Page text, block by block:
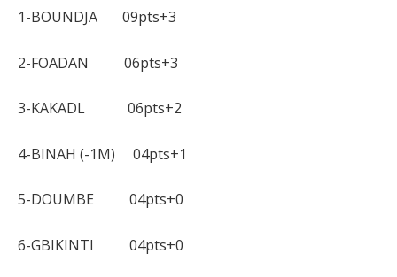
1-BOUNDJA 09pts+3
2-FOADAN 06pts+3
3-KAKADL 06pts+2
4-BINAH (-1M) 04pts+1
5-DOUMBE 04pts+0
6-GBIKINTI 04pts+0